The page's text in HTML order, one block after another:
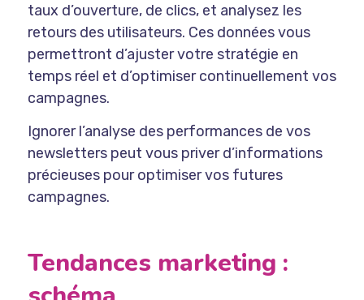
taux d’ouverture, de clics, et analysez les
retours des utilisateurs. Ces données vous
permettront d’ajuster votre stratégie en
temps réel et d’optimiser continuellement vos
campagnes.
Ignorer l’analyse des performances de vos
newsletters peut vous priver d’informations
précieuses pour optimiser vos futures
campagnes.
Tendances marketing :